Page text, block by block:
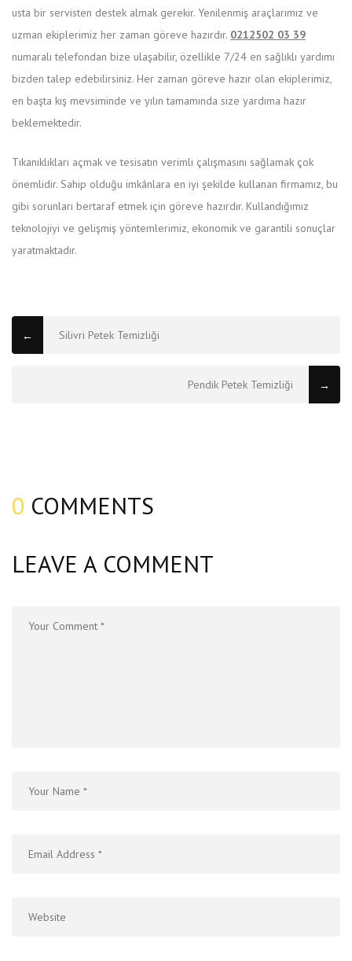
usta bir servisten destek almak gerekir. Yenilenmiş araçlarımız ve
uzman ekiplerimiz her zaman göreve hazırdır. 0212502 03 39
numaralı telefondan bize ulaşabilir, özellikle 7/24 en sağlıklı yardımı
bizden talep edebilirsiniz. Her zaman göreve hazır olan ekiplerimiz,
en başta kış mevsiminde ve yılın tamamında size yardıma hazır
beklemektedir.
Tıkanıklıkları açmak ve tesisatın verimli çalışmasını sağlamak çok
önemlidir. Sahip olduğu imkânlara en iyi şekilde kullanan firmamız, bu
gibi sorunları bertaraf etmek için göreve hazırdır. Kullandığımız
teknolojiyi ve gelişmiş yöntemlerimiz, ekonomik ve garantili sonuçlar
yaratmaktadır.
← Silivri Petek Temizliği
Pendik Petek Temizliği →
0 COMMENTS
LEAVE A COMMENT